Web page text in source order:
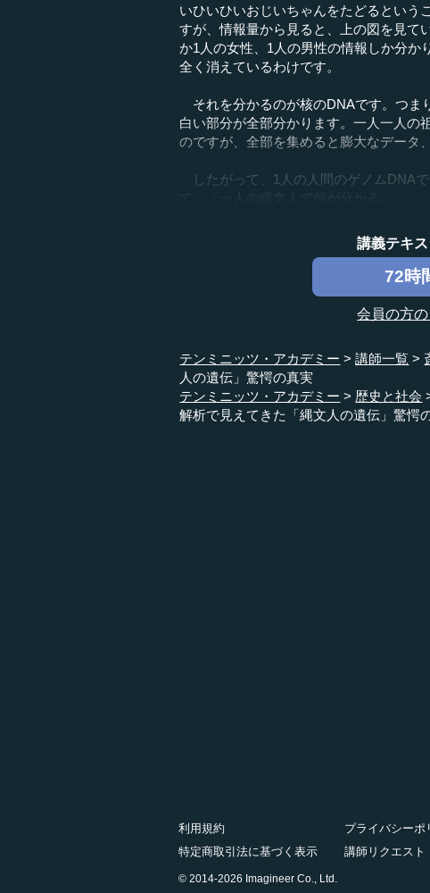
いひいひいおじいちゃんをたどるという
すが、情報量から見ると、上の図を見て
か1人の女性、1人の男性の情報しか分か
全く消えているわけです。
それを分かるのが核のDNAです。つま
白い部分が全部分かります。一人一人の
のですが、全部を集めると膨大なデータ
したがって、1人の人間のゲノムDNA
て、「一人の縄文人で何が分かる...
講義テキ
72時
会員の方
テンミニッツ・アカデミー 講師一覧
人の遺伝」驚愕の真実
テンミニッツ・アカデミー
歴史と社会
解析で見えてきた「縄文人の遺伝」驚愕
利用規約 プライバシーポ
特定商取引法に基づく表示
講師リクエスト
© 2014-2026 Imagineer Co., Ltd.